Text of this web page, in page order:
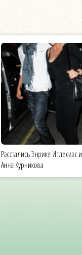
Расстались Энрике Иглесиас и
Анна Курникова